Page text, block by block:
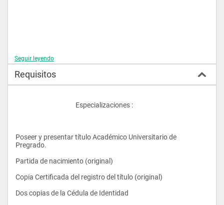
- Contabilidad II
- Derecho Económico
- Matemáticas II
Seguir leyendo
Requisitos
					Especializaciones :
Poseer y presentar título Académico Universitario de
Pregrado.
Partida de nacimiento (original)
Copia Certificada del registro del título (original)
Dos copias de la Cédula de Identidad